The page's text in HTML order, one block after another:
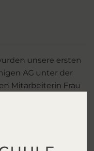
unsere ersten
AG unter der
Mitarbeiterin Frau
sind sie alle nun